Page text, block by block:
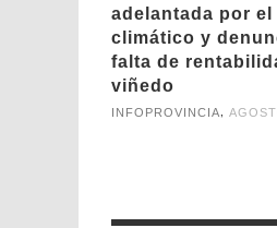
adelantada por el
climático y
falta de
viñedo
INFOPROVINCIA,